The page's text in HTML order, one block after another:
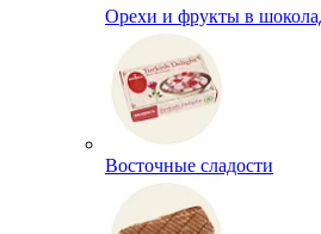
Орехи и фрукты в
Восточные сладости